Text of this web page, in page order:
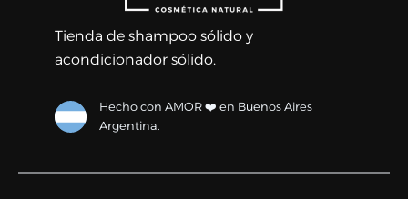
Tienda de shampoo sólido y
acondicionador sólido.
Hecho con AMOR ❤️ en Buenos Aires
Argentina.